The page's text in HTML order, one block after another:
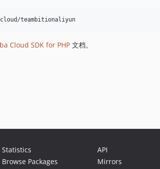
Cloud SDK for PHP 文档。
Statistics
Browse Packages
API
Mirrors